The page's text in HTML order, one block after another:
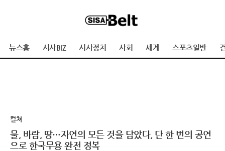
뉴스홈 시사BIZ 시사정치 사회 세계 스포츠일반
컬쳐
물, 바람, 땅…자연의 모든 것을 담았다, 단 한 번의 공연
으로 한국무용 완전 정복